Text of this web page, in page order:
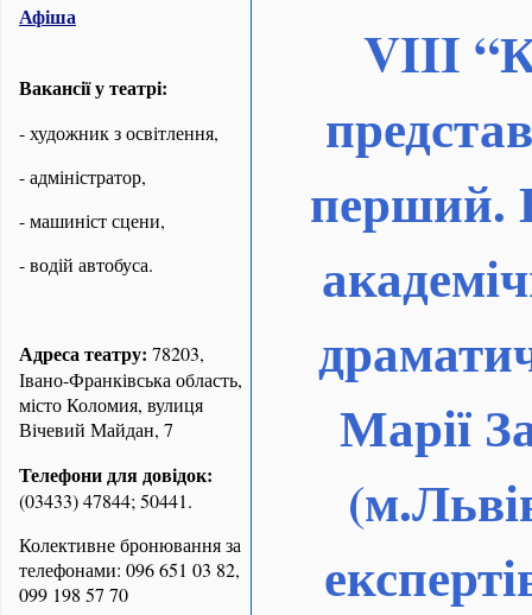
Афіша
Вакансії у театрі:
- художник з освітлення,
- адміністратор,
- машиніст сцени,
- водій автобуса.
Адреса театру: 78203,
Івано-Франківська область,
місто Коломия, вулиця
Вічевий Майдан, 7
Телефони для довідок:
(03433) 47844; 50441.
Колективне бронювання за
телефонами: 096 651 03 82,
099 198 57 70
VIII
перший.
Марії